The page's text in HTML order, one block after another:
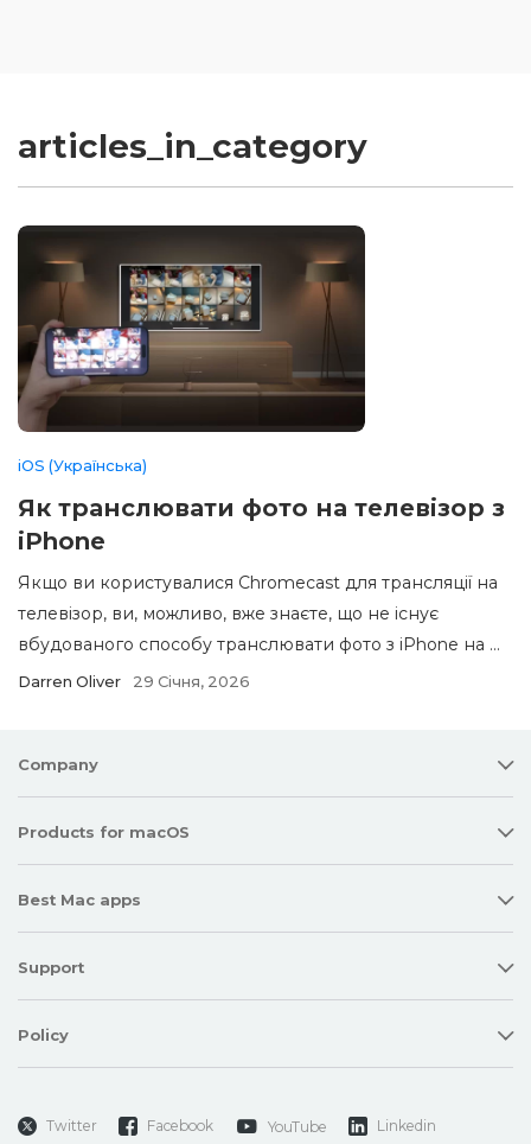
articles_in_category
iOS (Українська)
Як транслювати фото на телевізор з
iPhone
Якщо ви користувалися Chromecast для трансляції на
телевізор, ви, можливо, вже знаєте, що не існує
вбудованого способу транслювати фото з iPhone на ...
Darren Oliver 29 Січня, 2026
Company
Products for macOS
Best Mac apps
Support
Policy
Twitter Facebook YouTube Linkedin